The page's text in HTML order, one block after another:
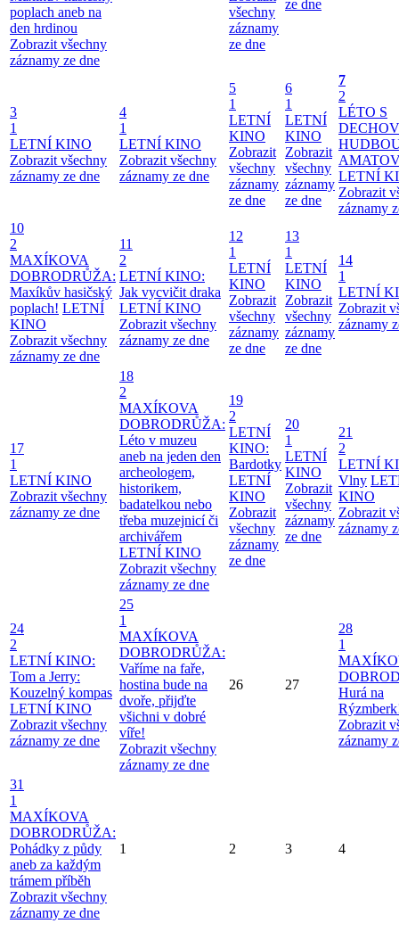
poplach aneb na
den hrdinou
Zobrazit všechny
záznamy ze dne
všechny
záznamy
ze dne
ze dne
3
1
LETNÍ KINO
Zobrazit všechny
záznamy ze dne
4
1
LETNÍ KINO
Zobrazit všechny
záznamy ze dne
5
1
LETNÍ
KINO
Zobrazit
všechny
záznamy
ze dne
6
1
LETNÍ
KINO
Zobrazit
všechny
záznamy
ze dne
7
2
LÉTO S
LETNÍ
Zobrazit
záznamy
10
2
MAXÍKOVA
DOBRODRŮŽA:
Maxíkův hasičský
poplach! LETNÍ
KINO
Zobrazit všechny
záznamy ze dne
11
2
LETNÍ KINO:
Jak vycvičit draka
LETNÍ KINO
Zobrazit všechny
záznamy ze dne
12
1
LETNÍ
KINO
Zobrazit
všechny
záznamy
ze dne
13
1
LETNÍ
KINO
Zobrazit
všechny
záznamy
ze dne
14
1
LETNÍ
Zobrazit
záznamy
17
1
LETNÍ KINO
Zobrazit všechny
záznamy ze dne
18
2
MAXÍKOVA
DOBRODRŮŽA:
Léto v muzeu
aneb na jeden den
archeologem,
historikem,
badatelkou nebo
třeba muzejnicí či
archivářem
LETNÍ KINO
Zobrazit všechny
záznamy ze dne
19
2
LETNÍ
KINO:
Bardotky
LETNÍ
KINO
Zobrazit
všechny
záznamy
ze dne
20
1
LETNÍ
KINO
Zobrazit
všechny
záznamy
ze dne
21
2
LETNÍ
Vlny
KINO
Zobrazit
záznamy
24
2
LETNÍ KINO:
Tom a Jerry:
Kouzelný kompas
LETNÍ KINO
Zobrazit všechny
záznamy ze dne
25
1
MAXÍKOVA
DOBRODRŮŽA:
Vaříme na faře,
hostina bude na
dvoře, přijďte
všichni v dobré
víře!
Zobrazit všechny
záznamy ze dne
26 27
28
1
Hurá na
Zobrazit
záznamy
31
1
MAXÍKOVA
DOBRODRŮŽA:
Pohádky z půdy
aneb za každým
trámem příběh
Zobrazit všechny
záznamy ze dne
1 2 3 4